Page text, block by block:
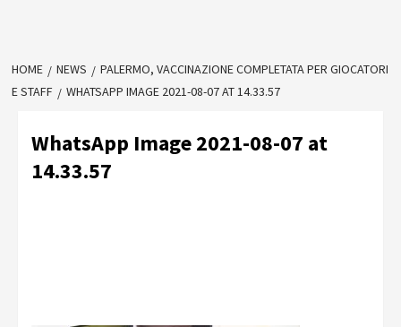
HOME NEWS
PALERMO, VACCINAZIONE COMPLETATA PER GIOCATORI
E STAFF
WHATSAPP IMAGE 2021-08-07 AT 14.33.57
WhatsApp Image 2021-08-07 at
14.33.57